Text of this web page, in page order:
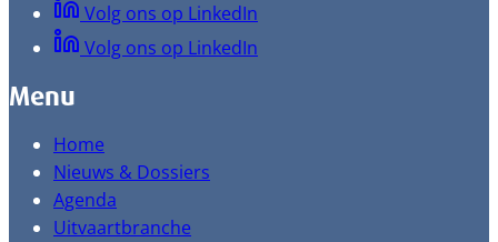
Volg ons op LinkedIn
Volg ons op LinkedIn
Menu
Home
Nieuws & Dossiers
Agenda
Uitvaartbranche